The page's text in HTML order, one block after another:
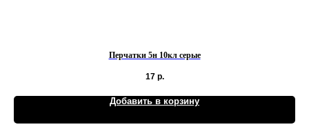
Перчатки 5н 10кл серые
17 р.
Добавить в корзину